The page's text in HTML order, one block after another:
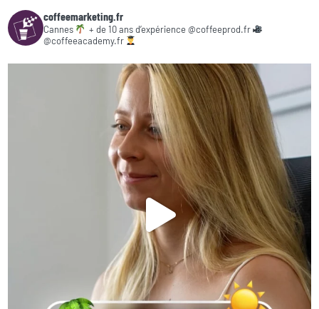
coffeemarketing.fr
Cannes + de 10 ans d’expérience@coffeeprod.fr
@coffeeacademy.fr